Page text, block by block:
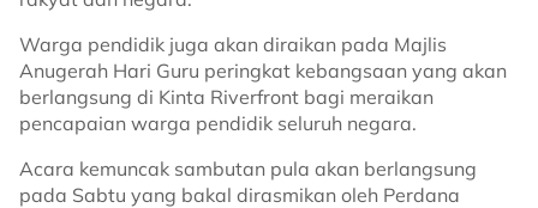
Warga pendidik juga akan diraikan pada Majlis
Anugerah Hari Guru peringkat kebangsaan yang akan
berlangsung di Kinta Riverfront bagi meraikan
pencapaian warga pendidik seluruh negara.
Acara kemuncak sambutan pula akan berlangsung
pada Sabtu yang bakal dirasmikan oleh Perdana